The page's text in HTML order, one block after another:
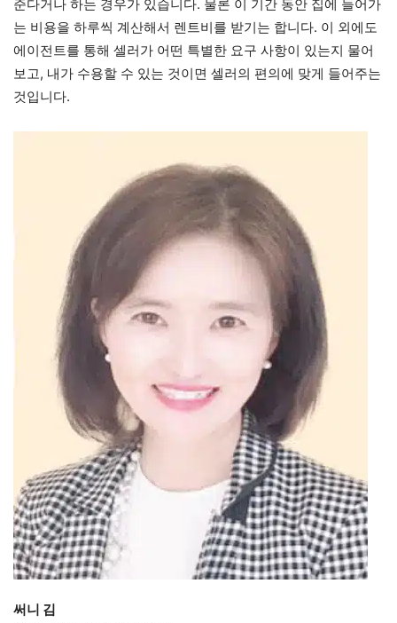
준다거나 하는 경우가 있습니다. 물론 이 기간 동안 집에 들어가
는 비용을 하루씩 계산해서 렌트비를 받기는 합니다. 이 외에도
에이전트를 통해 셀러가 어떤 특별한 요구 사항이 있는지 물어
보고, 내가 수용할 수 있는 것이면 셀러의 편의에 맞게 들어주는
것입니다.
써니 김